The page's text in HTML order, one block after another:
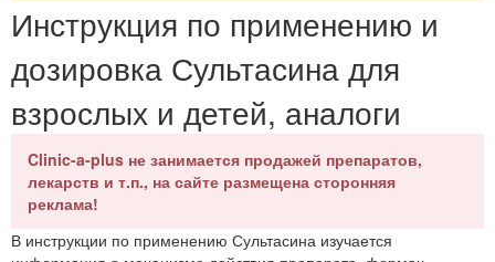
Инструкция по применению и
дозировка Сультасина для
взрослых и детей, аналоги
Clinic-a-plus не занимается продажей препаратов,
лекарств и т.п., на сайте размещена сторонняя
реклама!
В инструкции по применению Сультасина изучается